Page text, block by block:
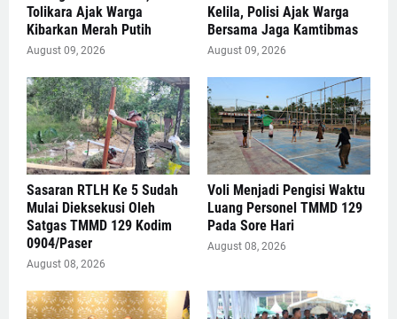
Tolikara Ajak Warga
Kibarkan Merah Putih
August 09, 2026
Kelila, Polisi Ajak Warga
Bersama Jaga Kamtibmas
August 09, 2026
Sasaran RTLH Ke 5 Sudah
Mulai Dieksekusi Oleh
Satgas TMMD 129 Kodim
0904/Paser
August 08, 2026
Voli Menjadi Pengisi Waktu
Luang Personel TMMD 129
Pada Sore Hari
August 08, 2026